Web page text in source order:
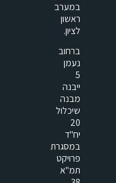
במערב
ראשון
לציון.
ברחוב
נעמן
5
ייבנה
מבנה
שיכלול
20
יח"ד
במסגרת
פרויקט
תמ"א